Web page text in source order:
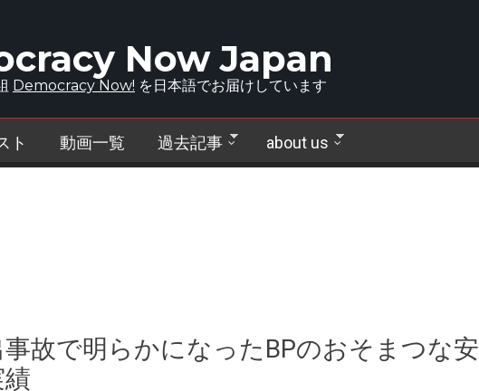
Now Japan
Democracy Now! を日本語でお届けしています
ト 動画一覧 過去記事 about us
事故で明らかになったBPのおそまつな安